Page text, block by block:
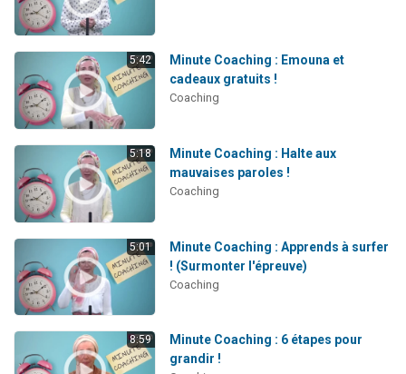
5:42
Minute Coaching : Emouna et
cadeaux gratuits !
Coaching
5:18
Minute Coaching : Halte aux
mauvaises paroles !
Coaching
5:01
Minute Coaching : Apprends à surfer
! (Surmonter l'épreuve)
Coaching
8:59
Minute Coaching : 6 étapes pour
grandir !